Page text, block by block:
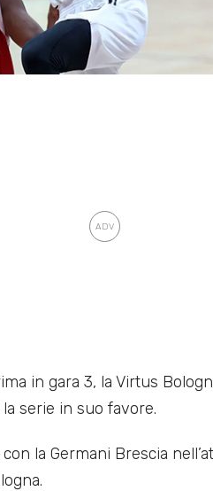
in gara 3, la Virtus
serie in suo favore.
la Germani Brescia